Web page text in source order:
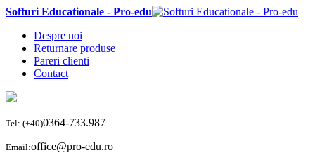
Softuri Educationale - Pro-edu
Despre noi
Returnare produse
Pareri clienti
Contact
Tel: (+40)0364-733.987
Email:office@pro-edu.ro